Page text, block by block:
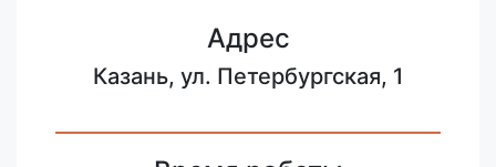
Адрес
Казань, ул. Петербургская, 1